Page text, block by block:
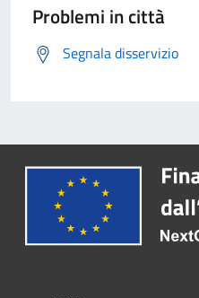
Problemi in città
Segnala disservizio